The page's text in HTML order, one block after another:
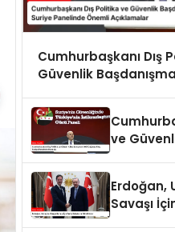
Cumhurbaşkanı Dış
Güvenlik
Açıklamalar
ve
Erdoğan,
Savaşı